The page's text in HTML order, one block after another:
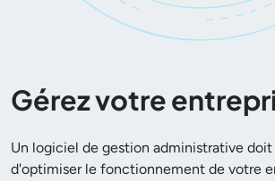
Gérez votre
Un logiciel de gestion administrative
d'optimiser le fonctionnement de votre